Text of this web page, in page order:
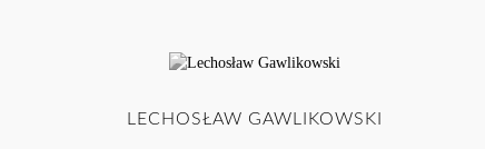
LECHOSŁAW GAWLIKOWSKI